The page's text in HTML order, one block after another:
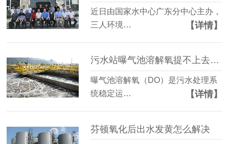
近日由国家水中心广东分中心主办，
三人环境…
【详情】
污水站曝气池溶解氧提不上去怎么办？
曝气池溶解氧（DO）是污水处理系
统稳定运…
【详情】
芬顿氧化后出水发黄怎么解决